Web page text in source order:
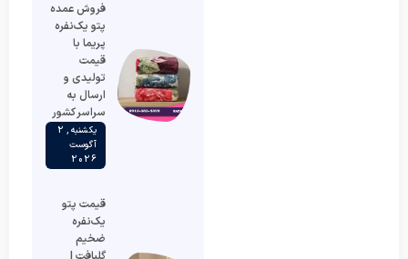
فروش عمده
پتو یک‌نفره
پریما با
قیمت
تولیدی و
ارسال به
سراسر کشور
یکشنبه , 2
آگوست
2026
قیمت پتو
یک‌نفره
ضخیم